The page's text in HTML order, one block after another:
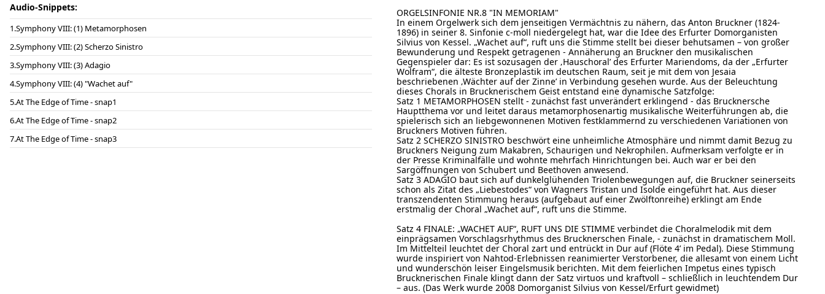
Audio-Snippets:
Symphony VIII: (1) Metamorphosen
Symphony VIII: (2) Scherzo Sinistro
Symphony VIII: (3) Adagio
Symphony VIII: (4) "Wachet auf"
At The Edge of Time - snap1
At The Edge of Time - snap2
At The Edge of Time - snap3
ORGELSINFONIE NR.8 "IN MEMORIAM"
In einem Orgelwerk sich dem jenseitigen Vermächtnis zu nähern, das Anton Bruckner (1824-
1896) in seiner 8. Sinfonie c-moll niedergelegt hat, war die Idee des Erfurter Domorganisten
Silvius von Kessel. „Wachet auf“, ruft uns die Stimme stellt bei dieser behutsamen – von großer
Bewunderung und Respekt getragenen - Annäherung an Bruckner den musikalischen
Gegenspieler dar: Es ist sozusagen der ‚Hauschoral’ des Erfurter Mariendoms, da der „Erfurter
Wolfram“, die älteste Bronzeplastik im deutschen Raum, seit je mit dem von Jesaia
beschriebenen ‚Wächter auf der Zinne’ in Verbindung gesehen wurde. Aus der Beleuchtung
dieses Chorals in Brucknerischem Geist entstand eine dynamische Satzfolge:
Satz 1 METAMORPHOSEN stellt - zunächst fast unverändert erklingend - das Brucknersche
Hauptthema vor und leitet daraus metamorphosenartig musikalische Weiterführungen ab, die
spielerisch sich an liebgewonnenen Motiven festklammernd zu verschiedenen Variationen von
Bruckners Motiven führen.
Satz 2 SCHERZO SINISTRO beschwört eine unheimliche Atmosphäre und nimmt damit Bezug zu
Bruckners Neigung zum Makabren, Schaurigen und Nekrophilen. Aufmerksam verfolgte er in
der Presse Kriminalfälle und wohnte mehrfach Hinrichtungen bei. Auch war er bei den
Sargöffnungen von Schubert und Beethoven anwesend.
Satz 3 ADAGIO baut sich auf dunkelglühenden Triolenbewegungen auf, die Bruckner seinerseits
schon als Zitat des „Liebestodes“ von Wagners Tristan und Isolde eingeführt hat. Aus dieser
transzendenten Stimmung heraus (aufgebaut auf einer Zwölftonreihe) erklingt am Ende
erstmalig der Choral „Wachet auf“, ruft uns die Stimme.
Satz 4 FINALE: „WACHET AUF“, RUFT UNS DIE STIMME verbindet die Choralmelodik mit dem
einprägsamen Vorschlagsrhythmus des Brucknerschen Finale, - zunächst in dramatischem Moll.
Im Mittelteil leuchtet der Choral zart und entrückt in Dur auf (Flöte 4’ im Pedal). Diese Stimmung
wurde inspiriert von Nahtod-Erlebnissen reanimierter Verstorbener, die allesamt von einem Licht
und wunderschön leiser Eingelsmusik berichten. Mit dem feierlichen Impetus eines typisch
Brucknerischen Finale klingt dann der Satz virtuos und kraftvoll – schließlich in leuchtendem Dur
– aus. (Das Werk wurde 2008 Domorganist Silvius von Kessel/Erfurt gewidmet)